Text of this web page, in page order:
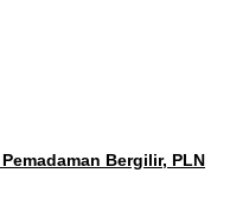
Bergilir, PLN